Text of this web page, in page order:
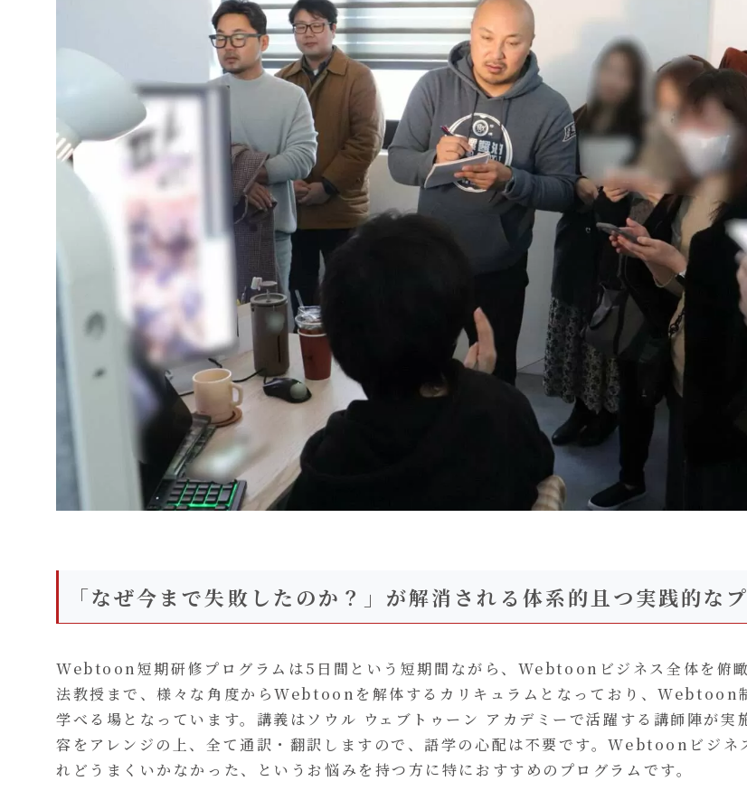
「なぜ今まで失敗したのか？」が解消される体系的且つ実践的な
Webtoon短期研修プログラムは5日間という短期間ながら、Webtoonビジネス全体を俯
法教授まで、様々な角度からWebtoonを解体するカリキュラムとなっており、Webtoon
学べる場となっています。講義はソウル ウェブトゥーン アカデミーで活躍する講師陣
容をアレンジの上、全て通訳・翻訳しますので、語学の心配は不要です。Webtoonビジネ
れどうまくいかなかった、というお悩みを持つ方に特におすすめのプログラムです。